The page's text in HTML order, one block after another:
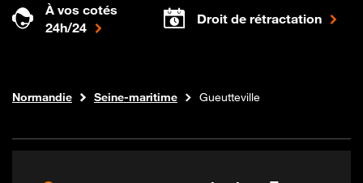
À vos cotés
24h/24
Droit de rétractation
Boutique Orange
Internet fibre
Normandie Seine-maritime Gueutteville